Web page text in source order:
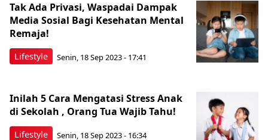
Lifestyle
Tak Ada Privasi, Waspadai Dampak
Media Sosial Bagi Kesehatan Mental
Remaja!
Senin, 18 Sep 2023 - 17:41
Lifestyle
Inilah 5 Cara Mengatasi Stress Anak
di Sekolah , Orang Tua Wajib Tahu!
Senin, 18 Sep 2023 - 16:34